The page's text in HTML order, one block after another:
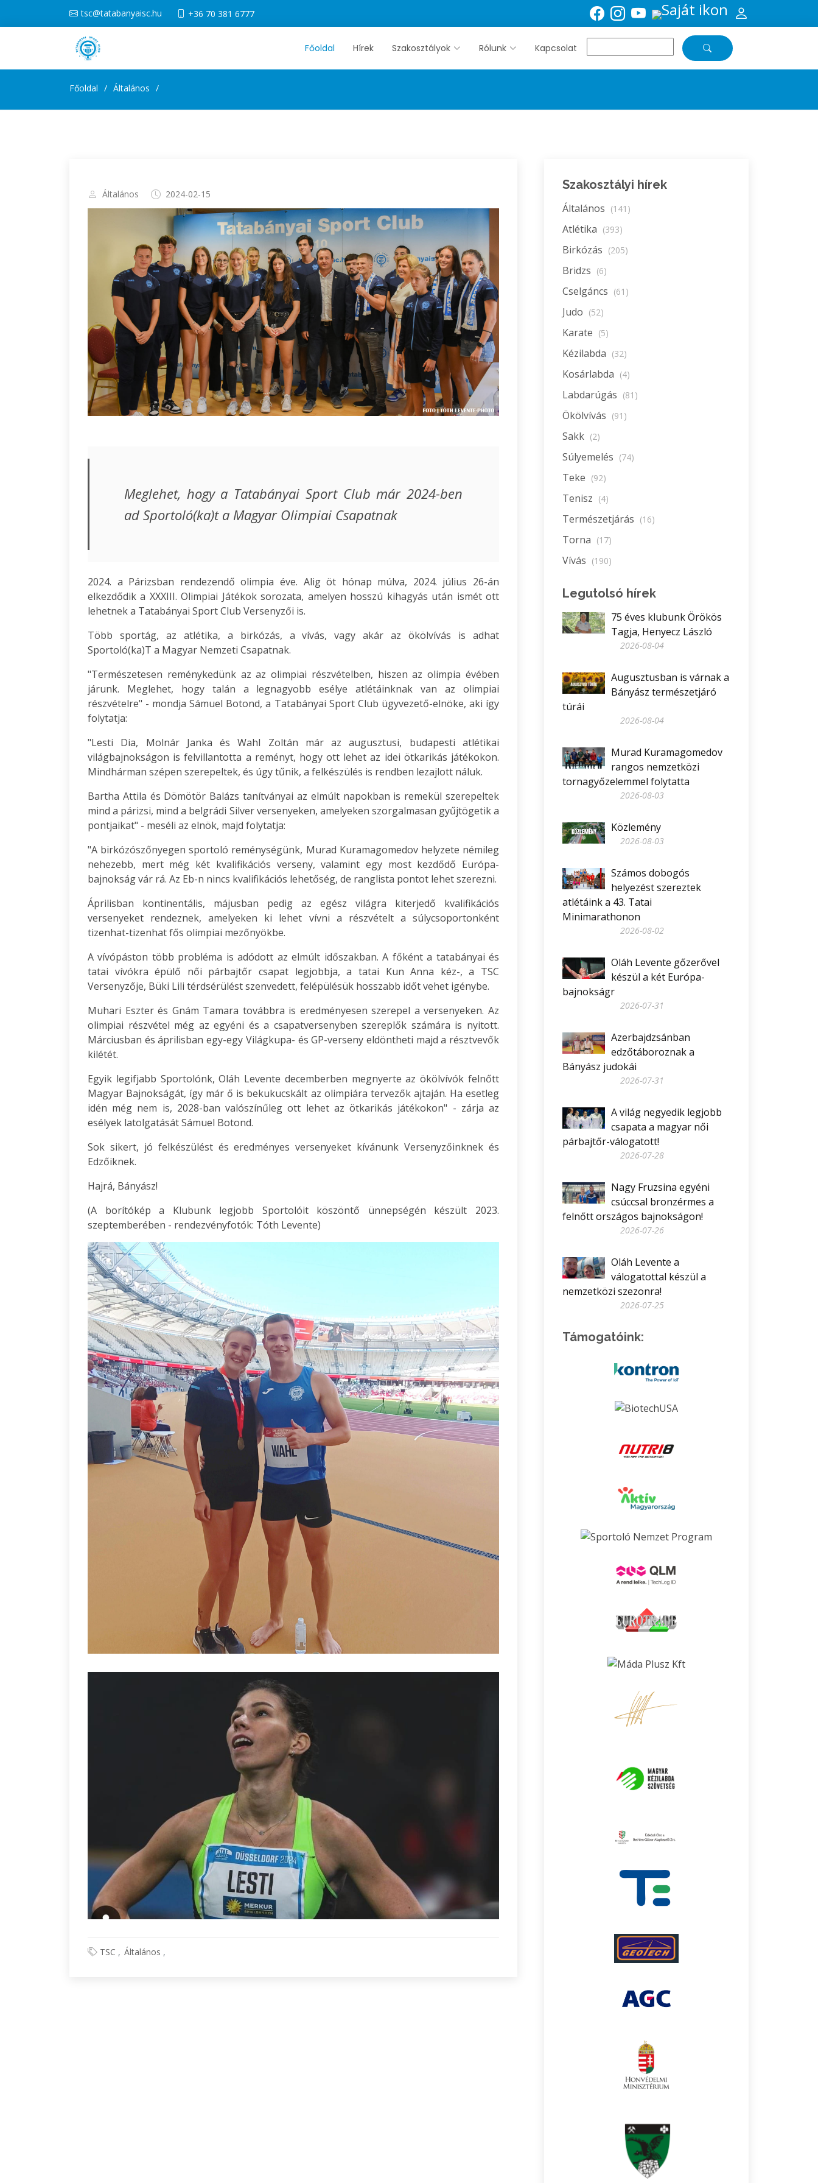
tsc@tatabanyaisc.hu +36 70 381 6777
Főoldal Hírek Szakosztályok Rólunk Kapcsolat
Főoldal Általános
Általános 2024-02-15
Meglehet, hogy a Tatabányai Sport Club már 2024-ben
ad Sportoló(ka)t a Magyar Olimpiai Csapatnak
2024. a Párizsban rendezendő olimpia éve. Alig öt hónap múlva, 2024. július 26-án
elkezdődik a XXXIII. Olimpiai Játékok sorozata, amelyen hosszú kihagyás után ismét ott
lehetnek a Tatabányai Sport Club Versenyzői is.
Több sportág, az atlétika, a birkózás, a vívás, vagy akár az ökölvívás is adhat
Sportoló(ka)T a Magyar Nemzeti Csapatnak.
"Természetesen reménykedünk az az olimpiai részvételben, hiszen az olimpia évében
járunk. Meglehet, hogy talán a legnagyobb esélye atlétáinknak van az olimpiai
részvételre" - mondja Sámuel Botond, a Tatabányai Sport Club ügyvezető-elnöke, aki így
folytatja:
"Lesti Dia, Molnár Janka és Wahl Zoltán már az augusztusi, budapesti atlétikai
világbajnokságon is felvillantotta a reményt, hogy ott lehet az idei ötkarikás játékokon.
Mindhárman szépen szerepeltek, és úgy tűnik, a felkészülés is rendben lezajlott náluk.
Bartha Attila és Dömötör Balázs tanítványai az elmúlt napokban is remekül szerepeltek
mind a párizsi, mind a belgrádi Silver versenyeken, amelyeken szorgalmasan gyűjtögetik a
pontjaikat" - meséli az elnök, majd folytatja:
"A birkózószőnyegen sportoló reménységünk, Murad Kuramagomedov helyzete némileg
nehezebb, mert még két kvalifikációs verseny, valamint egy most kezdődő Európa-
bajnokság vár rá. Az Eb-n nincs kvalifikációs lehetőség, de ranglista pontot lehet szerezni.
Áprilisban kontinentális, májusban pedig az egész világra kiterjedő kvalifikációs
versenyeket rendeznek, amelyeken ki lehet vívni a részvételt a súlycsoportonként
tizenhat-tizenhat fős olimpiai mezőnyökbe.
A vívópáston több probléma is adódott az elmúlt időszakban. A főként a tatabányai és
tatai vívókra épülő női párbajtőr csapat legjobbja, a tatai Kun Anna kéz-, a TSC
Versenyzője, Büki Lili térdsérülést szenvedett, felépülésük hosszabb időt vehet igénybe.
Muhari Eszter és Gnám Tamara továbbra is eredményesen szerepel a versenyeken. Az
olimpiai részvétel még az egyéni és a csapatversenyben szereplők számára is nyitott.
Márciusban és áprilisban egy-egy Világkupa- és GP-verseny eldöntheti majd a résztvevők
kilétét.
Egyik legifjabb Sportolónk, Oláh Levente decemberben megnyerte az ökölvívók felnőtt
Magyar Bajnokságát, így már ő is bekukucskált az olimpiára tervezők ajtaján. Ha esetleg
idén még nem is, 2028-ban valószínűleg ott lehet az ötkarikás játékokon" - zárja az
esélyek latolgatását Sámuel Botond.
Sok sikert, jó felkészülést és eredményes versenyeket kívánunk Versenyzőinknek és
Edzőiknek.
Hajrá, Bányász!
(A borítókép a Klubunk legjobb Sportolóit köszöntő ünnepségén készült 2023.
szeptemberében - rendezvényfotók: Tóth Levente)
TSC Általános
Szakosztályi hírek
Általános (141)
Atlétika (393)
Birkózás (205)
Bridzs (6)
Cselgáncs (61)
Judo (52)
Karate (5)
Kézilabda (32)
Kosárlabda (4)
Labdarúgás (81)
Ökölvívás (91)
Sakk (2)
Súlyemelés (74)
Teke (92)
Tenisz (4)
Természetjárás (16)
Torna (17)
Vívás (190)
Legutolsó hírek
75 éves klubunk Örökös
Tagja, Henyecz László
2026-08-04
Augusztusban is várnak a
Bányász természetjáró
túrái
2026-08-04
Murad Kuramagomedov
rangos nemzetközi
tornagyőzelemmel folytatta
2026-08-03
Közlemény
2026-08-03
Számos dobogós
helyezést szereztek
atlétáink a 43. Tatai
Minimarathonon
2026-08-02
Oláh Levente gőzerővel
készül a két Európa-
bajnokságr
2026-07-31
Azerbajdzsánban
edzőtáboroznak a
Bányász judokái
2026-07-31
A világ negyedik legjobb
csapata a magyar női
párbajtőr-válogatott!
2026-07-28
Nagy Fruzsina egyéni
csúccsal bronzérmes a
felnőtt országos bajnokságon!
2026-07-26
Oláh Levente a
válogatottal készül a
nemzetközi szezonra!
2026-07-25
Támogatóink: